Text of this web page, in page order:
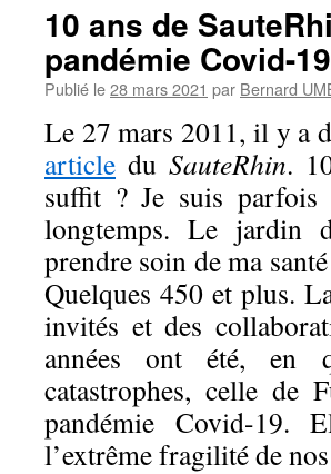
10 ans de
pandémie Covid-19
Publié le28 mars 2021 par Bernard
Le 27 mars 2011, il y a
article du SauteRhin.
suffit ? Je suis
longtemps. Le jardin
prendre soin de ma
Quelques 450 et plus.
invités et des
années ont été, en
catastrophes, celle de
pandémie Covid-19.
l’extrême fragilité de